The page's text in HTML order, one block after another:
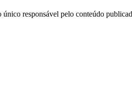
responsável pelo conteúdo